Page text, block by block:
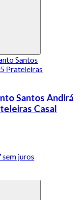
Santos Andirá
Casal
sem juros